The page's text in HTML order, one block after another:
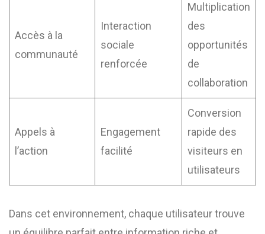
Accès à la
communauté
Interaction
sociale
renforcée
Multiplication
des
opportunités
de
collaboration
Appels à
l’action
Engagement
facilité
Conversion
rapide des
visiteurs en
utilisateurs
Dans cet environnement, chaque utilisateur trouve